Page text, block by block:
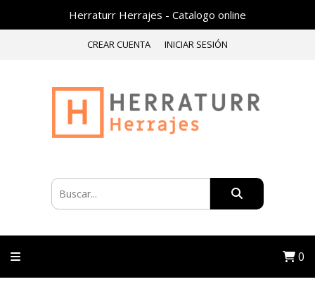
Herraturr Herrajes - Catalogo online
CREAR CUENTA INICIAR SESIÓN
0